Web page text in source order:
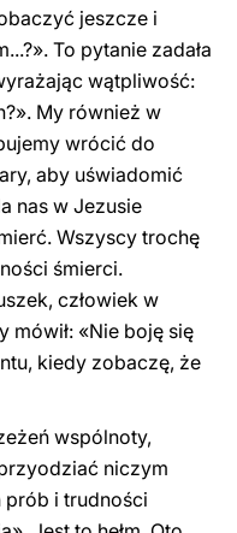
jeszcze i
To pytanie zadała
wątpliwość:
My również w
wrócić do
aby uświadomić
nas w Jezusie
Wszyscy trochę
śmierci.
człowiek w
mówił: «Nie boję się
kiedy zobaczę, że
wspólnoty,
niczym
prób i trudności